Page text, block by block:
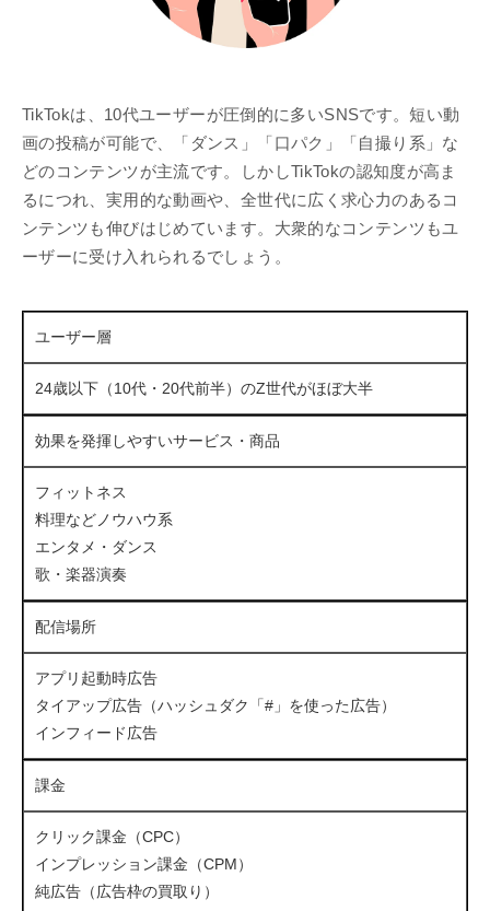
TikTokは、10代ユーザーが圧倒的に多いSNSです。短い動
画の投稿が可能で、「ダンス」「口パク」「自撮り系」な
どのコンテンツが主流です。しかしTikTokの認知度が高ま
るにつれ、実用的な動画や、全世代に広く求心力のあるコ
ンテンツも伸びはじめています。大衆的なコンテンツもユ
ーザーに受け入れられるでしょう。
ユーザー層
24歳以下（10代・20代前半）のZ世代がほぼ大半
効果を発揮しやすいサービス・商品
フィットネス
料理などノウハウ系
エンタメ・ダンス
歌・楽器演奏
配信場所
アプリ起動時広告
タイアップ広告（ハッシュダク「#」を使った広告）
インフィード広告
課金
クリック課金（CPC）
インプレッション課金（CPM）
純広告（広告枠の買取り）